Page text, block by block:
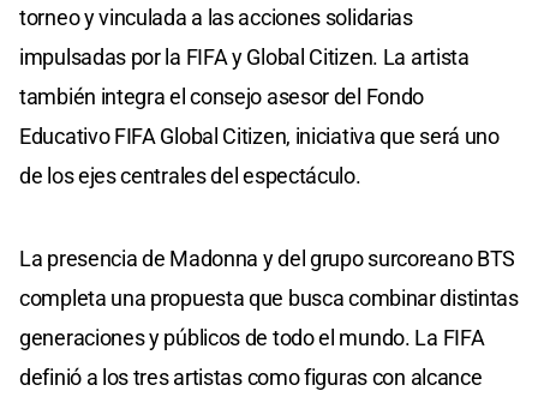
torneo y vinculada a las acciones solidarias
impulsadas por la FIFA y Global Citizen. La artista
también integra el consejo asesor del Fondo
Educativo FIFA Global Citizen, iniciativa que será uno
de los ejes centrales del espectáculo.
La presencia de Madonna y del grupo surcoreano BTS
completa una propuesta que busca combinar distintas
generaciones y públicos de todo el mundo. La FIFA
definió a los tres artistas como figuras con alcance